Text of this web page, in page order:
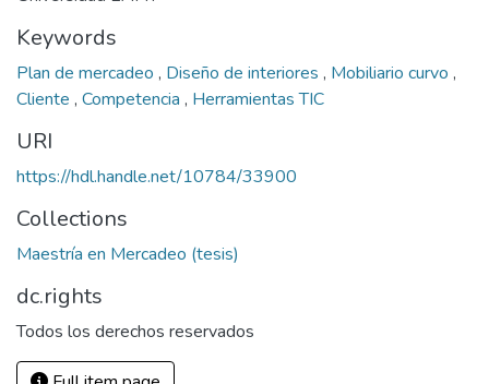
Keywords
Plan de mercadeo , Diseño de interiores , Mobiliario curvo ,
Cliente , Competencia , Herramientas TIC
URI
https://hdl.handle.net/10784/33900
Collections
Maestría en Mercadeo (tesis)
dc.rights
Todos los derechos reservados